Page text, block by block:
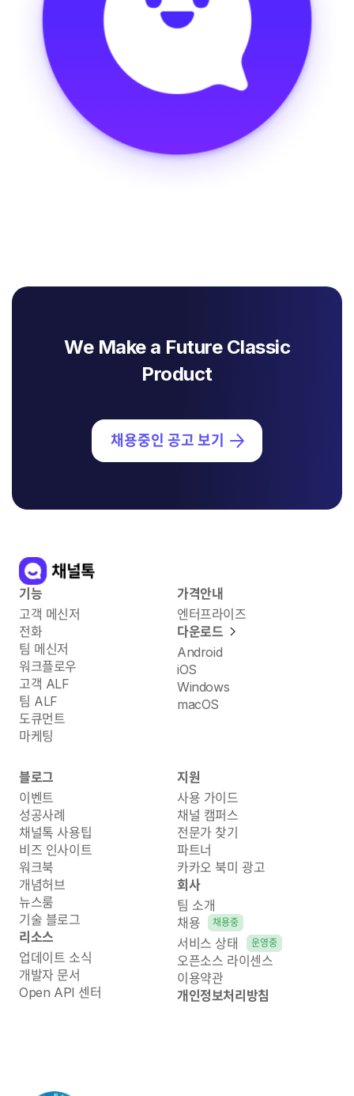
We Make a Future Classic
Product
채용중인 공고 보기
기능
고객 메신저
전화
팀 메신저
워크플로우
고객 ALF
팀 ALF
도큐먼트
마케팅
가격안내
엔터프라이즈
다운로드
Android
iOS
Windows
macOS
블로그
이벤트
성공사례
채널톡 사용팁
비즈 인사이트
워크북
개념허브
뉴스룸
기술 블로그
리소스
업데이트 소식
개발자 문서
Open API 센터
지원
사용 가이드
채널 캠퍼스
전문가 찾기
파트너
카카오 북미 광고
회사
팀 소개
채용
채용중
서비스 상태 운영중
오픈소스 라이센스
이용약관
개인정보처리방침